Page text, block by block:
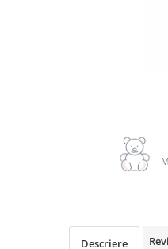
Balansoare & Covorase de
Depozitare & Organizare
Descriere